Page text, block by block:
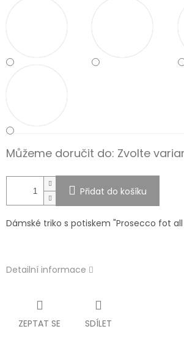
Můžeme doručit do: Zvolte
Přidat do košíku
Dámské triko s potiskem "Prosecco fot
Detailní informace
ZEPTAT SE SDÍLET